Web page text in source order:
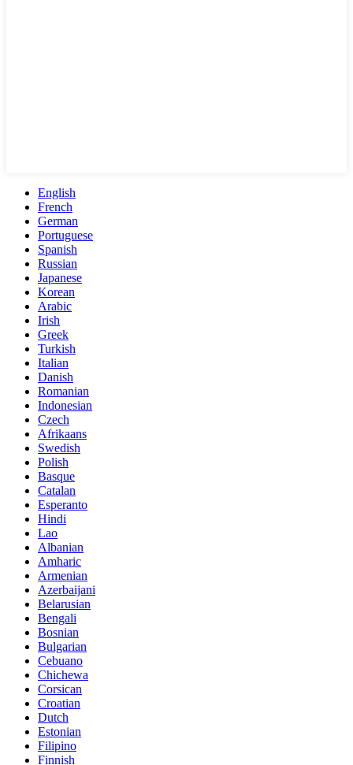
English
French
German
Portuguese
Spanish
Russian
Japanese
Korean
Arabic
Irish
Greek
Turkish
Italian
Danish
Romanian
Indonesian
Czech
Afrikaans
Swedish
Polish
Basque
Catalan
Esperanto
Hindi
Lao
Albanian
Amharic
Armenian
Azerbaijani
Belarusian
Bengali
Bosnian
Bulgarian
Cebuano
Chichewa
Corsican
Croatian
Dutch
Estonian
Filipino
Finnish